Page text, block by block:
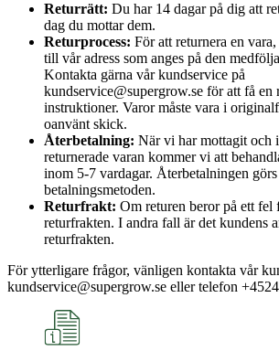
Returrätt: Du har 14 dagar på dig att
dag du mottar dem.
Returprocess: För att returnera en
till vår adress som anges på den
Kontakta gärna vår kundservice på
kundservice@supergrow.se för att få en
instruktioner. Varor måste vara i
oanvänt skick.
Återbetalning: När vi har mottagit och
returnerade varan kommer vi att
inom 5-7 vardagar. Återbetalningen
betalningsmetoden.
Returfrakt: Om returen beror på ett fel
returfrakten. I andra fall är det kundens
returfrakten.
För ytterligare frågor, vänligen kontakta vår
kundservice@supergrow.se eller telefon